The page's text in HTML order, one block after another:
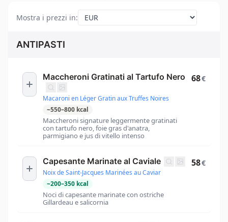
Mostra i prezzi in:
ANTIPASTI
Maccheroni Gratinati al Tartufo Nero
Macaroni en Léger Gratin aux Truffes Noires
~550–800 kcal
Maccheroni signature leggermente gratinati
con tartufo nero, foie gras d'anatra,
parmigiano e jus di vitello intenso
68€
Capesante Marinate al Caviale
Noix de Saint-Jacques Marinées au Caviar
~200–350 kcal
Noci di capesante marinate con ostriche
Gillardeau e salicornia
58€